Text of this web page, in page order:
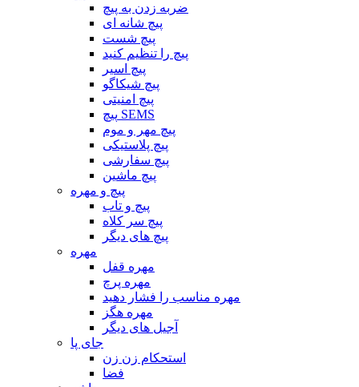
ضربه زدن به پیچ
پیچ شانه ای
پیچ شست
پیچ را تنظیم کنید
پیچ اسیر
پیچ شیکاگو
پیچ امنیتی
پیچ SEMS
پیچ مهر و موم
پیچ پلاستیکی
پیچ سفارشی
پیچ ماشین
پیچ و مهره
پیچ و تاب
پیچ سر کلاه
پیچ های دیگر
مهره
مهره قفل
مهره پرچ
مهره مناسب را فشار دهید
مهره هگز
آجیل های دیگر
جای پا
استحکام زن زن
فضا